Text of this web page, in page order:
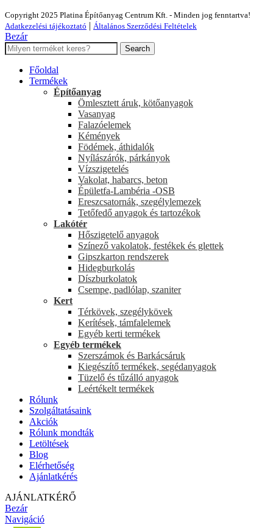
Copyright 2025 Platina Építőanyag Centrum Kft. - Minden jog fenntartva!
Adatkezelési tájékoztató | Általános Szerződési Feltételek
Bezár
Search
Főoldal
Termékek
Építőanyag
Ömlesztett áruk, kötőanyagok
Vasanyag
Falazóelemek
Kémények
Födémek, áthidalók
Nyílászárók, párkányok
Vízszigetelés
Vakolat, habarcs, beton
Épületfa-Lambéria -OSB
Ereszcsatornák, szegélylemezek
Tetőfedő anyagok és tartozékok
Lakótér
Hőszigetelő anyagok
Színező vakolatok, festékek és glettek
Gipszkarton rendszerek
Hidegburkolás
Díszburkolatok
Csempe, padlólap, szaniter
Kert
Térkövek, szegélykövek
Kerítések, támfalelemek
Egyéb kerti termékek
Egyéb termékek
Szerszámok és Barkácsáruk
Kiegészítő termékek, segédanyagok
Tüzelő és tűzálló anyagok
Leértékelt termékek
Rólunk
Szolgáltatásaink
Akciók
Rólunk mondták
Letöltések
Blog
Elérhetőség
Ajánlatkérés
AJÁNLATKÉRŐ
Bezár
Navigáció